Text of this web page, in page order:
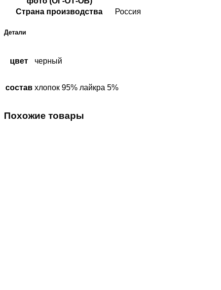
Страна производства
Россия
Детали
цвет черный
состав хлопок 95% лайкра 5%
Похожие товары